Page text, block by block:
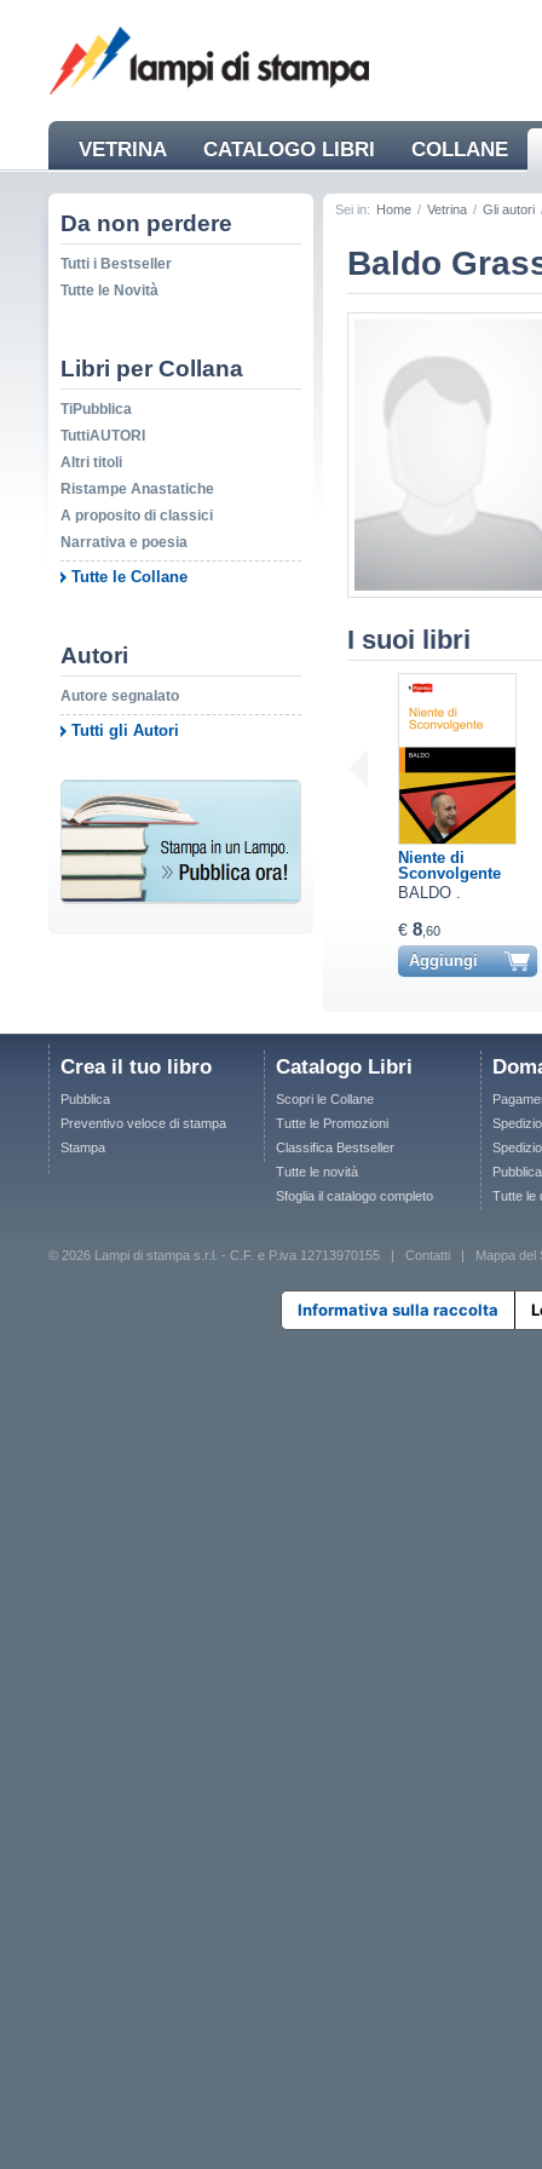
VETRINA CATALOGO LIBRI COLLANE
NEWS
Da non perdere
Tutti i Bestseller
Tutte le Novità
Libri per Collana
TiPubblica
TuttiAUTORI
Altri titoli
Ristampe Anastatiche
A proposito di classici
Narrativa e poesia
Tutte le Collane
Autori
Autore segnalato
Tutti gli Autori
Sei in: Home / Vetrina / Gli autori
Baldo
I suoi libri
Niente di
Sconvolgente
BALDO .
€ 8,60
Aggiungi
Crea il tuo libro
Pubblica
Preventivo veloce di stampa
Stampa
Catalogo Libri
Scopri le Collane
Tutte le Promozioni
Classifica Bestseller
Tutte le novità
Sfoglia il catalogo completo
Tutte le
© 2026 Lampi di stampa s.r.l. - C.F. e P.iva 12713970155 | Contatti Mappa del
Informativa sulla raccolta